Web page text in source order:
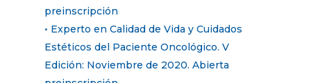
preinscripción
• Experto en Calidad de Vida y Cuidados
Estéticos del Paciente Oncológico. V
Edición: Noviembre de 2020. Abierta